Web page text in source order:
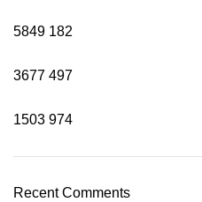
5849 182
3677 497
1503 974
Recent Comments